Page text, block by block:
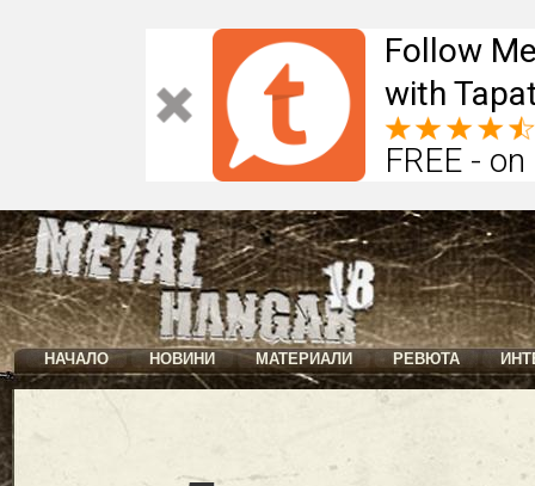
Follow
with
FREE -
НАЧАЛО НОВИНИ МАТЕРИАЛИ РЕВЮТА